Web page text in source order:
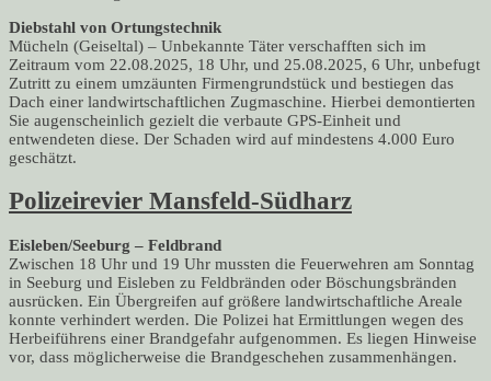
Diebstahl von Ortungstechnik
Mücheln (Geiseltal) – Unbekannte Täter verschafften sich im
Zeitraum vom 22.08.2025, 18 Uhr, und 25.08.2025, 6 Uhr, unbefugt
Zutritt zu einem umzäunten Firmengrundstück und bestiegen das
Dach einer landwirtschaftlichen Zugmaschine. Hierbei demontierten
Sie augenscheinlich gezielt die verbaute GPS-Einheit und
entwendeten diese. Der Schaden wird auf mindestens 4.000 Euro
geschätzt.
Polizeirevier Mansfeld-Südharz
Eisleben/Seeburg – Feldbrand
Zwischen 18 Uhr und 19 Uhr mussten die Feuerwehren am Sonntag
in Seeburg und Eisleben zu Feldbränden oder Böschungsbränden
ausrücken. Ein Übergreifen auf größere landwirtschaftliche Areale
konnte verhindert werden. Die Polizei hat Ermittlungen wegen des
Herbeiführens einer Brandgefahr aufgenommen. Es liegen Hinweise
vor, dass möglicherweise die Brandgeschehen zusammenhängen.